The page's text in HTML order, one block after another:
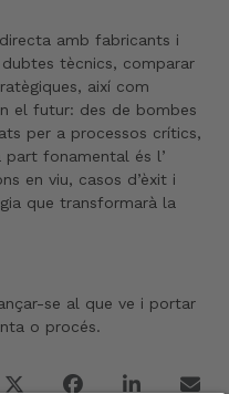
amb fabricants i
tècnics, comparar
així com
el futur: des de bombes
per a processos crítics,
fonamental és l’
en viu, casos d’èxit i
que transformarà la
se al que ve i portar
o procés.